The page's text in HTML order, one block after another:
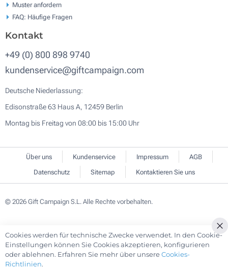
Muster anfordern
FAQ: Häufige Fragen
Kontakt
+49 (0) 800 898 9740
kundenservice@giftcampaign.com
Deutsche Niederlassung:
Edisonstraße 63 Haus A, 12459 Berlin
Montag bis Freitag von 08:00 bis 15:00 Uhr
Über uns Kundenservice Impressum
AGB
Datenschutz
Sitemap Kontaktieren Sie uns
© 2026 Gift Campaign S.L. Alle Rechte vorbehalten.
Cookies werden für technische Zwecke verwendet. In den Cookie-
Einstellungen können Sie Cookies akzeptieren, konfigurieren
oder ablehnen. Erfahren Sie mehr über unsereCookies-
Richtlinien.